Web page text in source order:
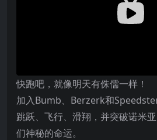
快跑吧，就像明天有侏儒一样！
加入Bumb、Berzerk和
跳跃、飞行、滑翔，并突破诺米
们神秘的命运。